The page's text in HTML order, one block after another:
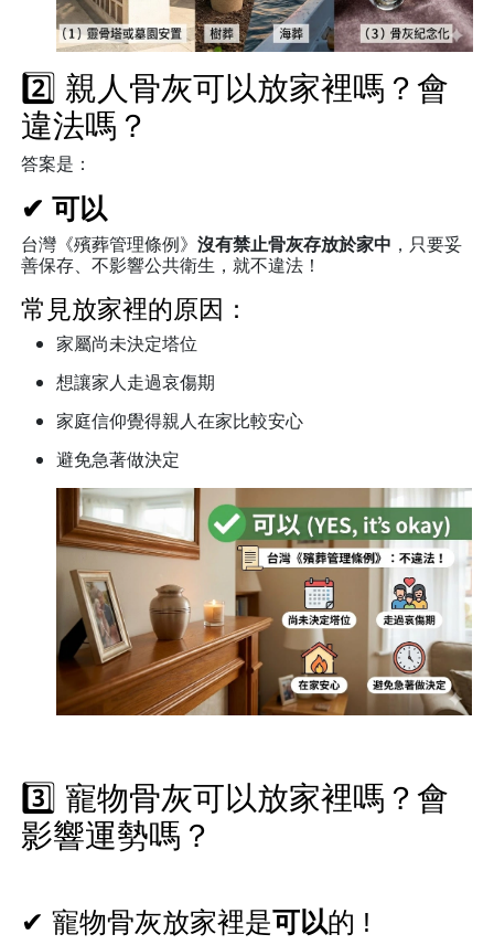
2️⃣ 親人骨灰可以放家裡嗎？會
違法嗎？
答案是：
✔ 可以
台灣《殯葬管理條例》 沒有禁止骨灰存放於家中 ，只要妥
善保存、不影響公共衛生，就不違法！
常見放家裡的原因：
家屬尚未決定塔位
想讓家人走過哀傷期
家庭信仰覺得親人在家比較安心
避免急著做決定
3️⃣ 寵物骨灰可以放家裡嗎？會
影響運勢嗎？
✔ 寵物骨灰放家裡是可以的 !